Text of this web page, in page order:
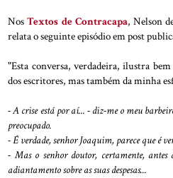
NosTextos de Contracapa, Nelson
relata o seguinte episódio em post
"Esta conversa, verdadeira, ilustra
dos escritores, mas também da minha
- A crise está por aí... - diz-me o meu
preocupado.
- É verdade, senhor Joaquim, parece que é
- Mas o senhor doutor, certamente,
adiantamento sobre as suas despesas...